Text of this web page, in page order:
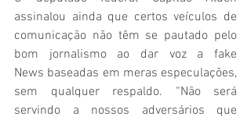
assinalou ainda que certos veículos de
comunicação não têm se pautado pelo
bom jornalismo ao dar voz a fake
News baseadas em meras especulações,
sem qualquer respaldo. “Não será
servindo a nossos adversários que